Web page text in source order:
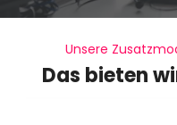
Unsere
Das bieten